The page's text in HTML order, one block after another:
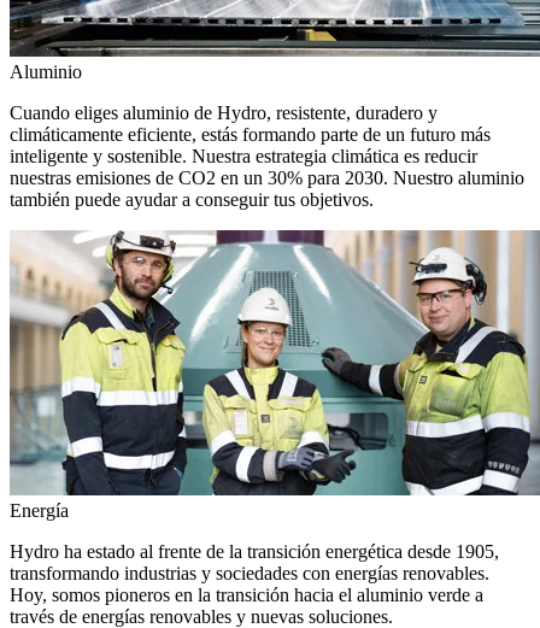
Aluminio
Cuando eliges aluminio de Hydro, resistente, duradero y
climáticamente eficiente, estás formando parte de un futuro más
inteligente y sostenible. Nuestra estrategia climática es reducir
nuestras emisiones de CO2 en un 30% para 2030. Nuestro aluminio
también puede ayudar a conseguir tus objetivos.
Energía
Hydro ha estado al frente de la transición energética desde 1905,
transformando industrias y sociedades con energías renovables.
Hoy, somos pioneros en la transición hacia el aluminio verde a
través de energías renovables y nuevas soluciones.